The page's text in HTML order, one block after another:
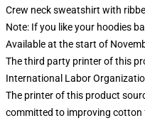
Crew neck sweatshirt with
Note: If you like your hoodies
Available at the start of
The third party printer of this
International Labor
The printer of this product
committed to improving